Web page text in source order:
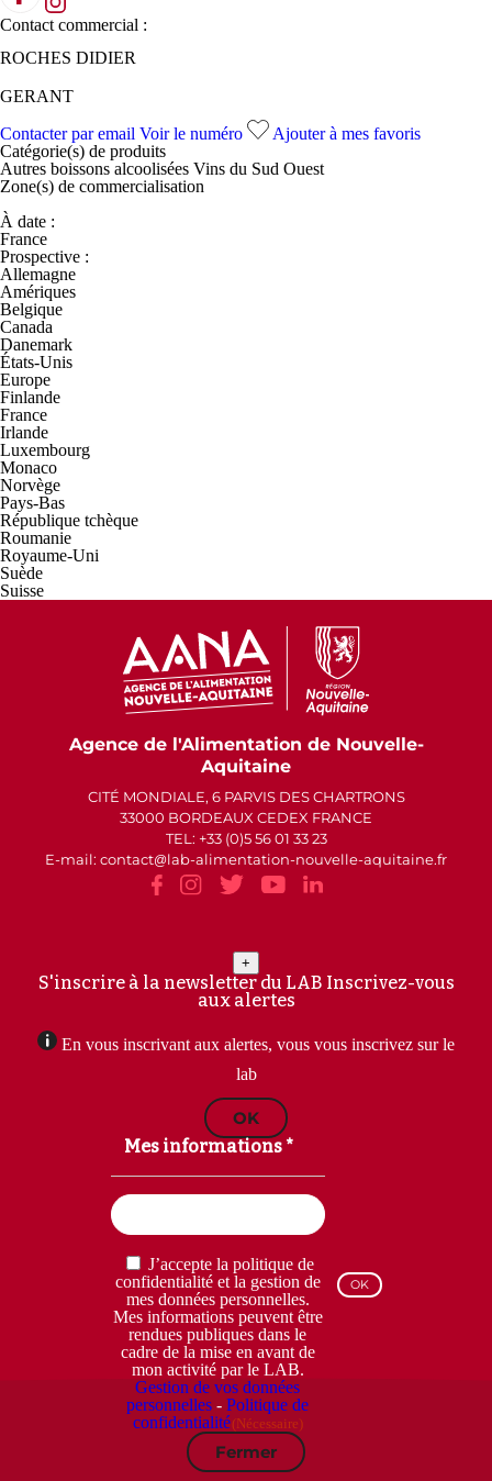
Contact commercial :
ROCHES DIDIER
GERANT
Contacter par email Voir le numéro
Ajouter à mes favoris
Catégorie(s) de produits
Autres boissons alcoolisées Vins du Sud Ouest
Zone(s) de commercialisation
À date :
France
Prospective :
Allemagne
Amériques
Belgique
Canada
Danemark
États-Unis
Europe
Finlande
France
Irlande
Luxembourg
Monaco
Norvège
Pays-Bas
République tchèque
Roumanie
Royaume-Uni
Suède
Suisse
Agence de l'Alimentation de Nouvelle-
Aquitaine
CITÉ MONDIALE, 6 PARVIS DES CHARTRONS
33000 BORDEAUX CEDEX FRANCE
TEL: +33 (0)5 56 01 33 23
E-mail: contact
lab-alimentation-nouvelle-aquitaine.fr
+
S'inscrire à la newsletter du LAB Inscrivez-vous
aux alertes
En vous inscrivant aux alertes, vous vous inscrivez sur le
lab
OK
Mes informations *
RGPD
(Nécessaire)
J’accepte la politique de
confidentialité et la gestion de
mes données personnelles.
Mes informations peuvent être
rendues publiques dans le
cadre de la mise en avant de
mon activité par le LAB.
Gestion de vos données
personnelles -Politique de
confidentialité(Nécessaire)
Fermer